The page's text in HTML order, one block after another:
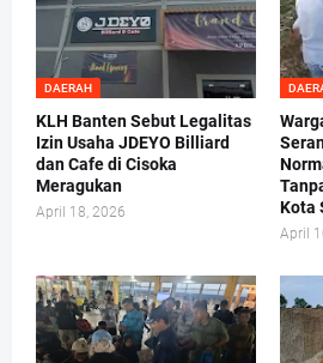
DAERAH
KLH Banten Sebut Legalitas
Izin Usaha JDEYO Billiard
dan Cafe di Cisoka
Meragukan
April 18, 2026
Kota
April